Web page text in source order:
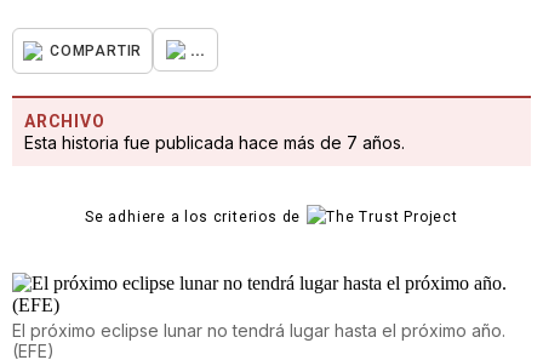
COMPARTIR ...
ARCHIVO
Esta historia fue publicada hace más de 7 años.
Se adhiere a los criterios de
El próximo eclipse lunar no tendrá lugar hasta el próximo año.
(EFE)